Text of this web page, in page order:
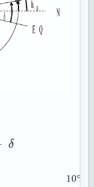
\ =\ h_u\
δ
10°